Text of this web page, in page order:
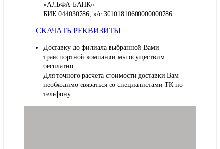
«АЛЬФА-БАНК»
БИК 044030786, к/с 30101810600000000786
СКАЧАТЬ РЕКВИЗИТЫ
Доставку до филиала выбранной Вами
транспортной компании мы осуществим
бесплатно.
Для точного расчета стоимости доставки Вам
необходимо связаться со специалистами ТК по
телефону.